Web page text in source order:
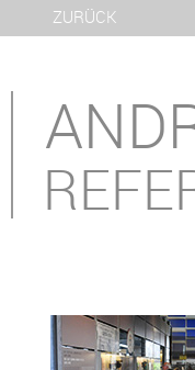
ZURÜCK